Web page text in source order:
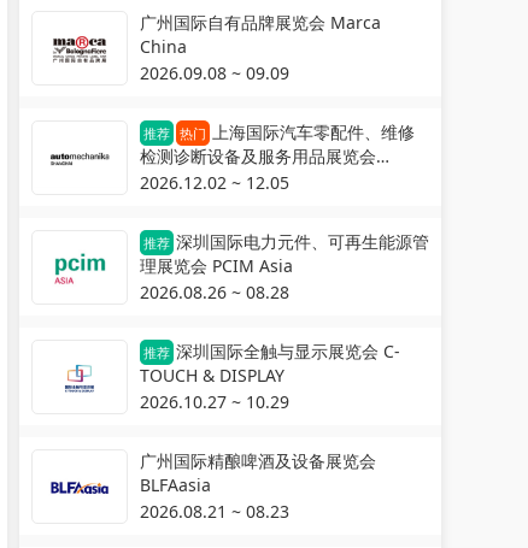
广州国际自有品牌展览会 Marca
China
2026.09.08 ~ 09.09
推荐 热门 上海国际汽车零配件、维修
检测诊断设备及服务用品展览会
Automechanika Shanghai
2026.12.02 ~ 12.05
推荐 深圳国际电力元件、可再生能源管
理展览会 PCIM Asia
2026.08.26 ~ 08.28
推荐 深圳国际全触与显示展览会 C-
TOUCH & DISPLAY
2026.10.27 ~ 10.29
广州国际精酿啤酒及设备展览会
BLFAasia
2026.08.21 ~ 08.23